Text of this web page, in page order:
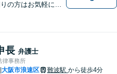
の方はお気軽にご
長 弁護士
律事務所
大阪市浪速区 難波駅 から徒歩4分